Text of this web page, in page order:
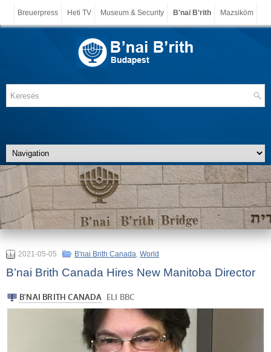
Breuerpress Heti TV Museum & Security B'nai B'rith Mazsiköm
2021-05-05 B'nai Brith Canada, World
B’nai Brith Canada Hires New Manitoba Director